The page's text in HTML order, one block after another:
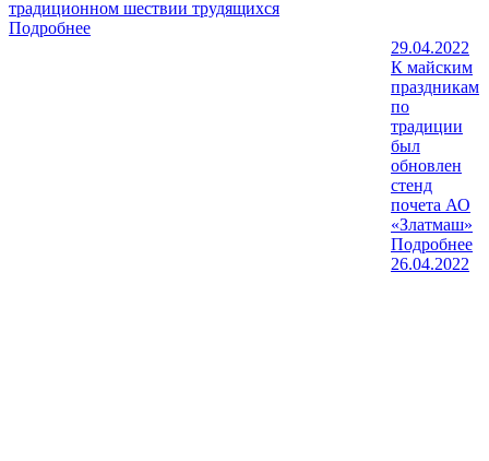
традиционном шествии трудящихся
Подробнее
29.04.2022
К майским
праздникам
по
традиции
был
обновлен
стенд
почета АО
«Златмаш»
Подробнее
26.04.2022